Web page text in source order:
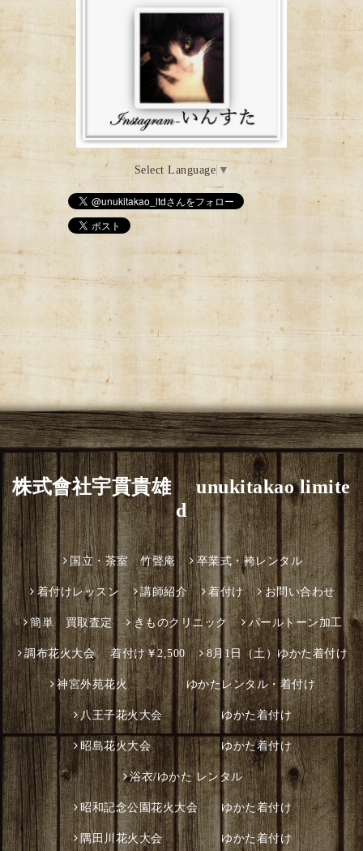
Select Language ▼
株式會社宇貫貴雄 unukitakao limite
d
国立・茶室 竹聲庵 卒業式・袴レンタル
着付けレッスン 講師紹介 着付け お問い合わせ
簡単 買取査定 きものクリニック パールトーン加工
調布花火大会 着付け￥2,500 8月1日（土）ゆかた着付け
神宮外苑花火 ゆかたレンタル・着付け
八王子花火大会 ゆかた着付け
昭島花火大会 ゆかた着付け
浴衣/ゆかた レンタル
昭和記念公園花火大会 ゆかた着付け
隅田川花火大会 ゆかた着付け